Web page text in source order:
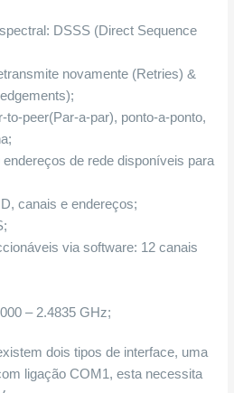
DSSS (Direct Sequence
novamente (Retries) &
to-peer(Par-a-par), ponto-a-ponto,
de rede disponíveis para
canais e endereços;
via software: 12 canais
– 2.4835 GHz;
dois tipos de interface, uma
ligação COM1, esta necessita